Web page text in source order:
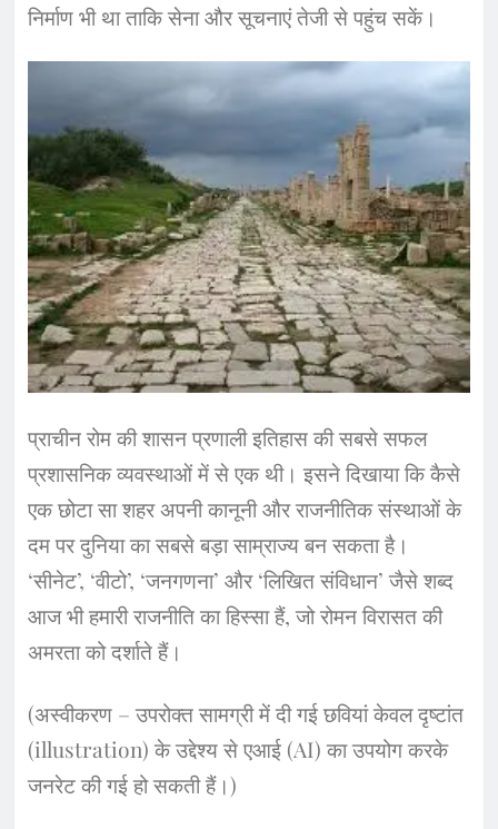
निर्माण भी था ताकि सेना और सूचनाएं तेजी से पहुंच सकें।
​प्राचीन रोम की शासन प्रणाली इतिहास की सबसे सफल
प्रशासनिक व्यवस्थाओं में से एक थी। इसने दिखाया कि कैसे
एक छोटा सा शहर अपनी कानूनी और राजनीतिक संस्थाओं के
दम पर दुनिया का सबसे बड़ा साम्राज्य बन सकता है।
‘सीनेट’, ‘वीटो’, ‘जनगणना’ और ‘लिखित संविधान’ जैसे शब्द
आज भी हमारी राजनीति का हिस्सा हैं, जो रोमन विरासत की
अमरता को दर्शाते हैं।
(अस्वीकरण – उपरोक्त सामग्री में दी गई छवियां केवल दृष्टांत
(illustration) के उद्देश्य से एआई (AI) का उपयोग करके
जनरेट की गई हो सकती हैं।)